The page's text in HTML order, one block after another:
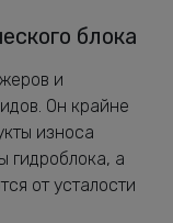
блока
и
Он крайне
износа
гидроблока, а
от усталости